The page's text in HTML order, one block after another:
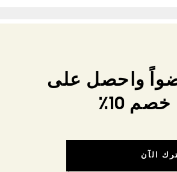
واحصل على
خصم 10٪
الآن